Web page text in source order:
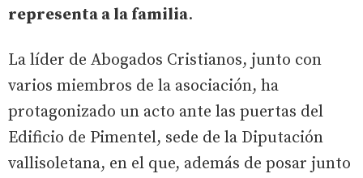
representa a la familia.
La líder de Abogados Cristianos, junto con
varios miembros de la asociación, ha
protagonizado un acto ante las puertas del
Edificio de Pimentel, sede de la Diputación
vallisoletana, en el que, además de posar junto